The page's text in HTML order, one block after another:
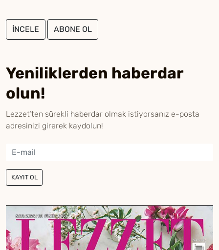
İNCELE ABONE OL
Yeniliklerden haberdar
olun!
Lezzet’ten sürekli haberdar olmak istiyorsanız e-posta
adresinizi girerek kaydolun!